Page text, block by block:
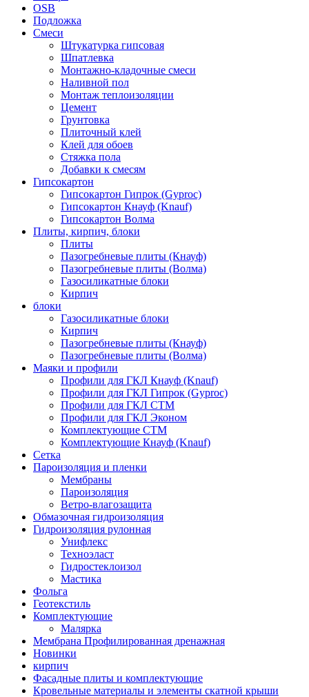
OSB
Подложка
Смеси
Штукатурка гипсовая
Шпатлевка
Монтажно-кладочные смеси
Наливной пол
Монтаж теплоизоляции
Цемент
Грунтовка
Плиточный клей
Клей для обоев
Стяжка пола
Добавки к смесям
Гипсокартон
Гипсокартон Гипрок (Gyproc)
Гипсокартон Кнауф (Knauf)
Гипсокартон Волма
Плиты, кирпич, блоки
Плиты
Пазогребневые плиты (Кнауф)
Пазогребневые плиты (Волма)
Газосиликатные блоки
Кирпич
блоки
Газосиликатные блоки
Кирпич
Пазогребневые плиты (Кнауф)
Пазогребневые плиты (Волма)
Маяки и профили
Профили для ГКЛ Кнауф (Knauf)
Профили для ГКЛ Гипрок (Gyproc)
Профили для ГКЛ СТМ
Профили для ГКЛ Эконом
Комплектующие СТМ
Комплектующие Кнауф (Knauf)
Сетка
Пароизоляция и пленки
Мембраны
Пароизоляция
Ветро-влагозащита
Обмазочная гидроизоляция
Гидроизоляция рулонная
Унифлекс
Техноэласт
Гидростеклоизол
Мастика
Фольга
Геотекстиль
Комплектующие
Малярка
Мембрана Профилированная дренажная
Новинки
кирпич
Фасадные плиты и комплектующие
Кровельные материалы и элементы скатной крыши